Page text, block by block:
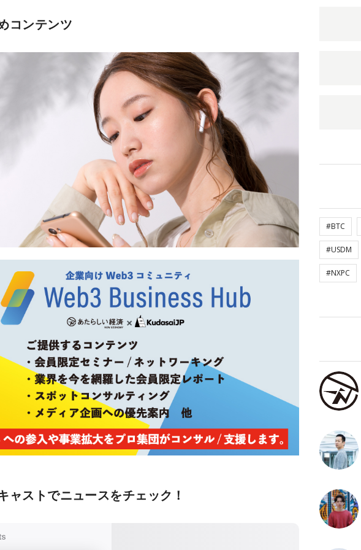
コンテンツ
ャストでニュースをチェック！
#BTC
#USDM
#NXPC